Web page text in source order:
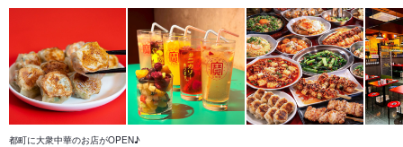
都町に大衆中華のお店がOPEN♪